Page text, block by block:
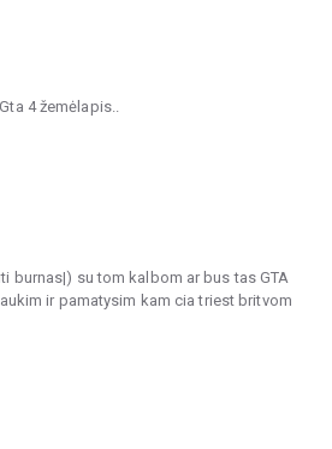
4 žemėlapis..
burnas|) su tom kalbom ar bus tas GTA
ir pamatysim kam cia triest britvom